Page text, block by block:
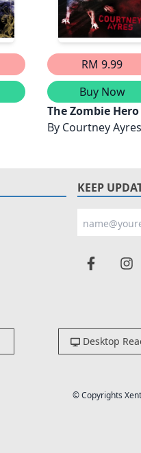
RM 9.99
Buy Now
The Zombie Hero
By Courtney Ayres
KEEP
Desktop
© Copyrights